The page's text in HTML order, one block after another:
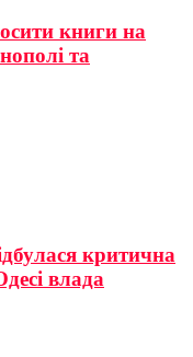
книги на
та
критична
влада